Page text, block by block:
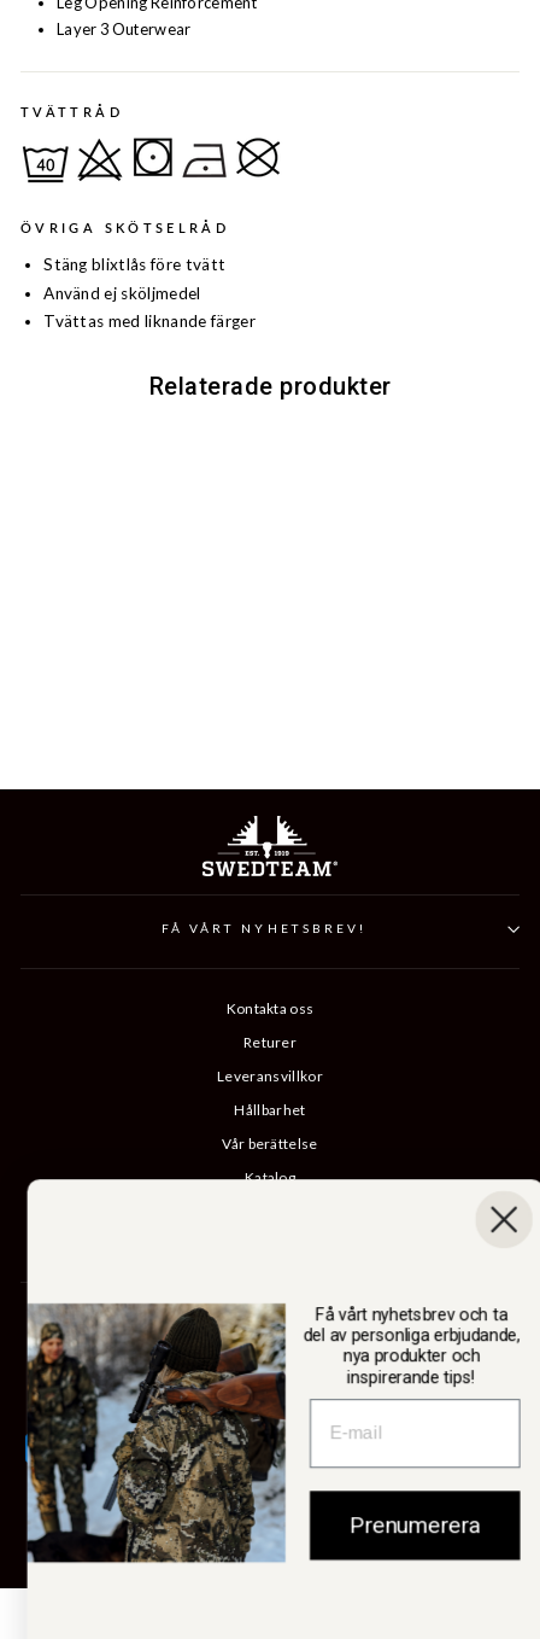
Layer 3 Outerwear
TVÄTTRÅD
ÖVRIGA SKÖTSELRÅD
Stäng blixtlås före tvätt
Använd ej sköljmedel
Tvättas med liknande färger
Relaterade produkter
FÅ VÅRT NYHETSBREV!
Kontakta oss
Returer
Leveransvillkor
Hållbarhet
Vår berättelse
Katalog
SWEDTEAM AB
ValutaSverige (SEK kr)
© 2026 Swedteam
Få vårt nyhetsbrev och ta
del av personliga erbjudande,
nya produkter och
inspirerande tips!
Prenumerera